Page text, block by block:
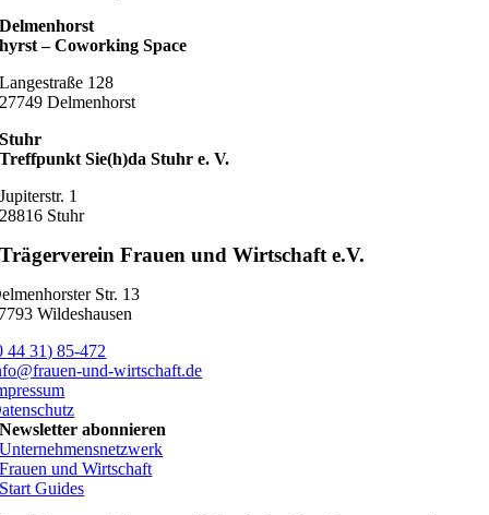
Delmenhorst
hyrst – Coworking Space
Langestraße 128
27749 Delmenhorst
Stuhr
Treffpunkt Sie(h)da Stuhr e. V.
Jupiterstr. 1
28816 Stuhr
Trägerverein Frauen und Wirtschaft e.V.
Str. 13
Wildeshausen
44 31) 85-472
und-wirtschaft.de
Newsletter abonnieren
Unternehmensnetzwerk
Frauen und Wirtschaft
Start Guides